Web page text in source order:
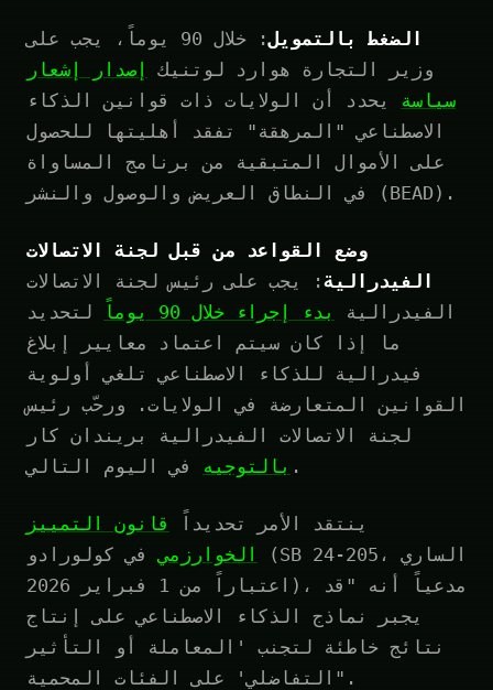
الضغط بالتمويل
: خلال 90 يوماً، يجب على
وزير التجارة هوارد لوتنيك
إصدار إشعار
سياسة يحدد أن الولايات ذات قوانين الذكاء
الاصطناعي "المرهقة" تفقد أهليتها للحصول
على الأموال المتبقية من برنامج المساواة
في النطاق العريض والوصول والنشر (BEAD).
وضع القواعد من قبل لجنة الاتصالات
الفيدرالية: يجب على رئيس لجنة الاتصالات
الفيدرالية
بدء إجراء خلال 90 يوماً
لتحديد
ما إذا كان سيتم اعتماد معايير إبلاغ
فيدرالية للذكاء الاصطناعي تلغي أولوية
القوانين المتعارضة في الولايات. ورحّب رئيس
لجنة الاتصالات الفيدرالية بريندان كار
بالتوجيه في اليوم التالي.
ينتقد الأمر تحديداً
قانون التمييز
الخوارزميفي كولورادو (SB 24-205، الساري
اعتباراً من 1 فبراير 2026)، مدعياً أنه "قد
يجبر نماذج الذكاء الاصطناعي على إنتاج
نتائج خاطئة لتجنب 'المعاملة أو التأثير
التفاضلي' على الفئات المحمية".